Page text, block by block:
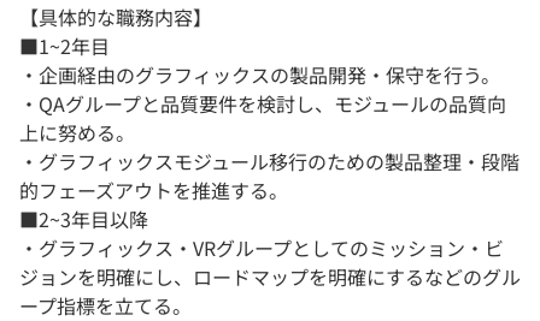
【具体的な職務内容】
■1~2年目
・企画経由のグラフィックスの製品開発・保守を行う。​
・QAグループと品質要件を検討し、モジュールの品質向
上に努める。​
・グラフィックスモジュール移行のための製品整理・段階
的フェーズアウトを推進する。
■2~3年目以降
・グラフィックス・VRグループとしてのミッション・ビ
ジョンを明確にし、ロードマップを明確にするなどのグル
ープ指標を立てる。​